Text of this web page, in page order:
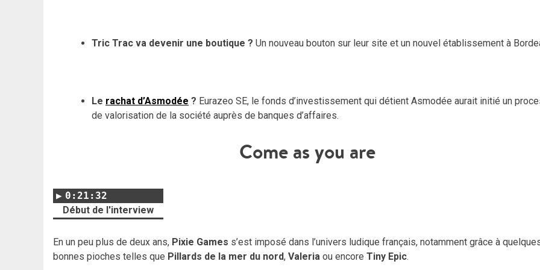
Tric Trac va devenir une boutique ? Un nouveau bouton sur leur site et un nouvel établissement à
Le rachat d’Asmodée ? Eurazeo SE, le fonds d’investissement qui détient Asmodée aurait initié un
de valorisation de la société auprès de banques d’affaires.
Come as you are
0:21:32
Début de l'interview
En un peu plus de deux ans, Pixie Games s’est imposé dans l’univers ludique français, notamment grâce à
bonnes pioches telles que Pillards de la mer du nord, Valeria ou encore Tiny Epic.